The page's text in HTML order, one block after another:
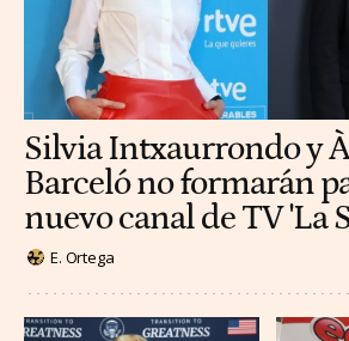
Silvia Intxaurrondo y
Barceló no formarán
nuevo canal de TV 'La
E. Ortega